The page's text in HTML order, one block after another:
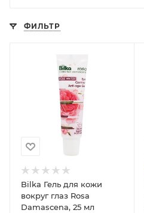
ФИЛЬТР
Bilka Гель для кожи
вокруг глаз Rosa
Damascena, 25 мл